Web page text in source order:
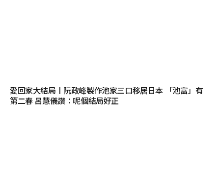
愛回家大結局丨阮政峰製作池家三口移居日本 「池富」有
第二春 呂慧儀讚：呢個結局好正